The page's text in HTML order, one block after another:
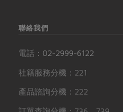
聯絡我們
電話： 02-2999-6122
社籍服務分機：221
產品諮詢分機：222